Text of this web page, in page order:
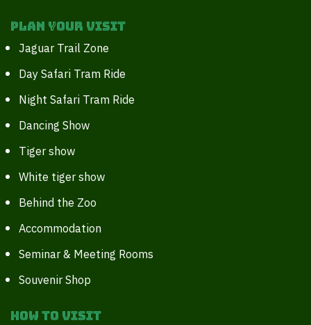
Plan your Visit
Jaguar Trail Zone
Day Safari Tram Ride
Night Safari Tram Ride
Dancing Show
Tiger show
White tiger show
Behind the Zoo
Accommodation
Seminar & Meeting Rooms
Souvenir Shop
How to Visit